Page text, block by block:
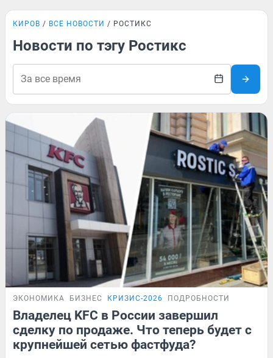
КИРОВ ВСЕ НОВОСТИ РОСТИКС
Новости по тэгу Ростикс
ЭКОНОМИКА БИЗНЕС КРИЗИС-2026 ПОДРОБНОСТИ
Владелец KFC в России завершил
сделку по продаже. Что теперь будет с
крупнейшей сетью фастфуда?